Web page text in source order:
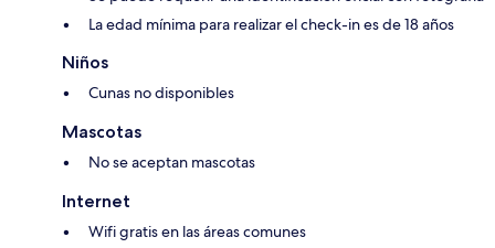
La edad mínima para realizar el check-in es de 18 años
Niños
Cunas no disponibles
Mascotas
No se aceptan mascotas
Internet
Wifi gratis en las áreas comunes